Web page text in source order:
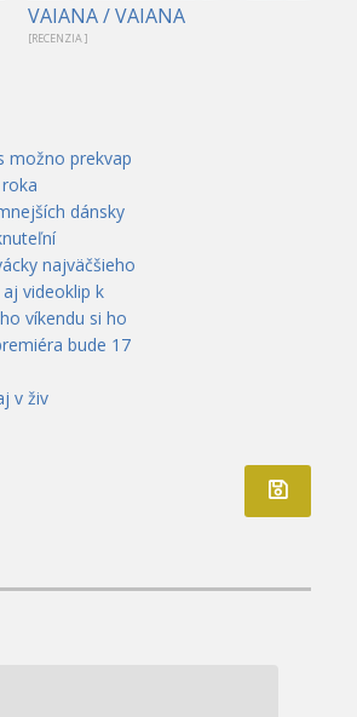
VAIANA / VAIANA
[RECENZIA ]
možno prekvap
dánsky
najväčšieho
videoklip k
víkendu si ho
bude 17
v živ